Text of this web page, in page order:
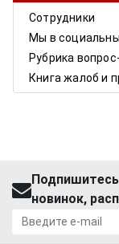
Сотрудники
Мы в
Рубрика
Книга жалоб и
Подпишитесь
новинок,